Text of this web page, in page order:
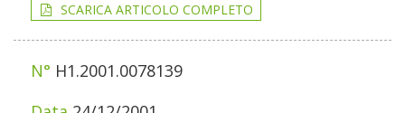
SCARICA ARTICOLO COMPLETO
H1.2001.0078139